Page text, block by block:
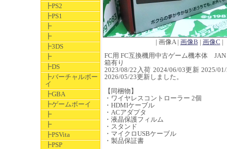
┣PS2
┣PS1
┣
┣
┣3DS
┣
┣DS
┣バーチャルボー
イ
┣GBA
┣ゲームボーイ
┣
┣
┣PSVita
┣PSP
| 画像A | 画像B | 画像C |
FC用 FC互換機用中古ゲーム機本体 JAN
箱有り
2023/08/22入荷 2024/06/03更新 2025/
2026/05/23更新しました。
【同梱物】
・ワイヤレスコントローラー 2個
・HDMIケーブル
・ACアダプタ
・液晶保護フィルム
・スタンド
・マイクロUSBケーブル
・製品保証書